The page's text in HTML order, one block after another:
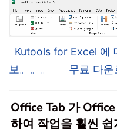
Kutools for Excel 에
보。。。
무료 다운
Office Tab 가
하여 작업을 훨씬